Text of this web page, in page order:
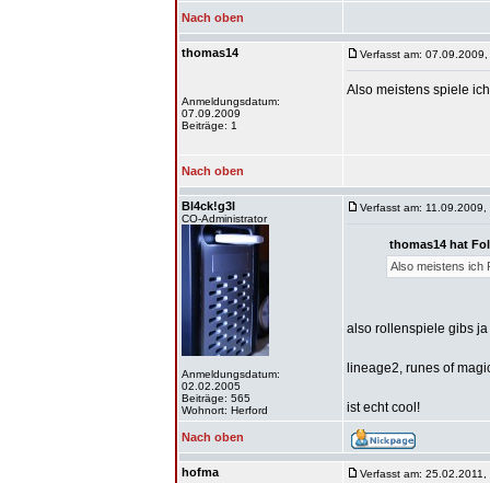
Nach oben
thomas14
Anmeldungsdatum:
07.09.2009
Beiträge: 1
Verfasst am:
Also meistens spiele
Nach oben
Bl4ck!g3l
CO-Administrator
Anmeldungsdatum:
02.02.2005
Beiträge: 565
Wohnort: Herford
Verfasst am: 11.09.2009,
thomas14 hat
Also meistens ich
also rollenspiele gibs
lineage2, runes of
ist echt cool!
Nach oben
hofma Verfasst am: 25.02.2011,